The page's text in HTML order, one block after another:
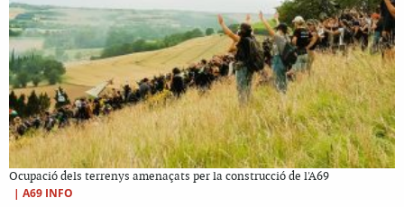
Ocupació dels terrenys amenaçats per la construcció de l'A69
| A69 INFO